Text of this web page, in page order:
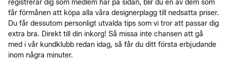
registrerar dig som medlem här på sidan, blir du en av dem som
får förmånen att köpa alla våra designerplagg till nedsatta priser.
Du får dessutom personligt utvalda tips som vi tror att passar dig
extra bra. Direkt till din inkorg! Så missa inte chansen att gå
med i vår kundklubb redan idag, så får du ditt första erbjudande
inom några minuter.